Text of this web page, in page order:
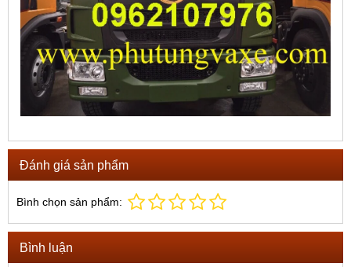
Đánh giá sản phẩm
Bình chọn sản phẩm:
Bình luận